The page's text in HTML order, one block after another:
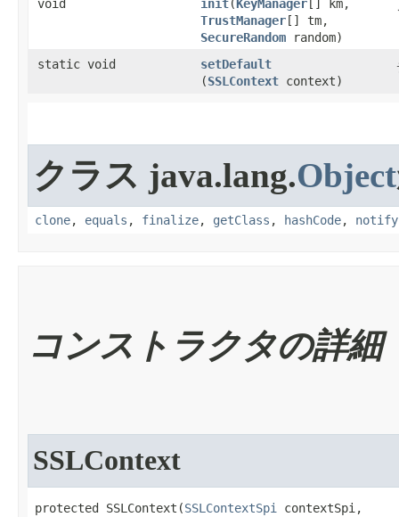
void init​(KeyManager [] km,
TrustManager [] tm,
SecureRandom random)
static void setDefault
(SSLContext context)
クラス java.lang.Object
clone, equals , finalize, getClass , hashCode, notify
コンストラクタの詳細
SSLContext
protected SSLContext​(SSLContextSpi
contextSpi,